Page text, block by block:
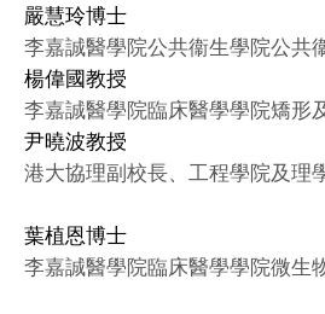
嚴慧玲博士
李嘉誠醫學院公共衞生學院公共
楊偉國教授
李嘉誠醫學院臨床醫學學院矯形
尹曉波教授
港大協理副校長、工程學院及理
葉植恩博士
李嘉誠醫學院臨床醫學學院微生